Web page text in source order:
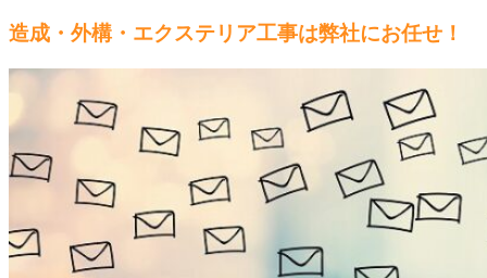
造成・外構・エクステリア工事は弊社にお任せ！